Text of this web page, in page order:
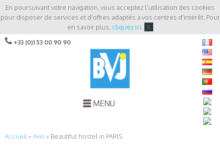
En poursuivant votre navigation, vous acceptez l'utilisation des cookies
pour disposer de services et d'offres adaptés à vos centres d'intérêt. Pour
en savoir plus, cliquez ici X
+33 (0)1 53 00 90 90
MENU
Accueil »Avis » Beautiful hostel in PARIS